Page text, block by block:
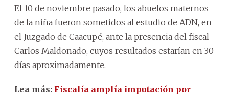
El 10 de noviembre pasado, los abuelos maternos
de la niña fueron sometidos al estudio de ADN, en
el Juzgado de Caacupé, ante la presencia del fiscal
Carlos Maldonado, cuyos resultados estarían en 30
días aproximadamente.
Lea más: Fiscalía amplía imputación por